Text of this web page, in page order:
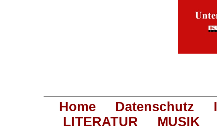
Home Datenschutz
LITERATUR
MUSIK